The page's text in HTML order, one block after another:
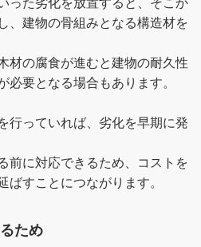
、建物の骨組みとなる構造材を
材の腐食が進むと建物の耐久性
必要となる場合もあります。
行っていれば、劣化を早期に発
前に対応できるため、コストを
すことにつながります。
ため